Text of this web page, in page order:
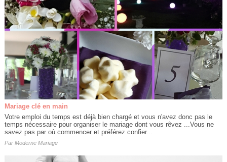
Mariage clé en main
Votre emploi du temps est déjà bien chargé et vous n'avez donc pas le
temps nécessaire pour organiser le mariage dont vous rêvez ...Vous ne
savez pas par où commencer et préférez confier...
Par Moderne Mariage